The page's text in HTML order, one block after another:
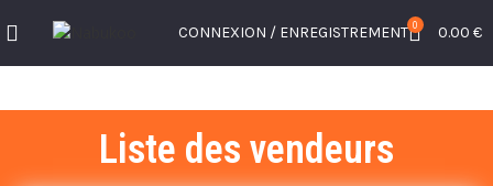
CONNEXION / ENREGISTREMENT 0 0.00 €
Liste des vendeurs